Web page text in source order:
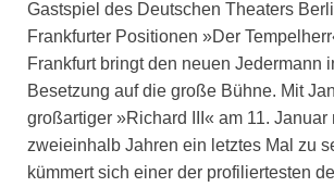
Gastspiel des Deutschen Theaters
Frankfurter Positionen »Der
Frankfurt bringt den neuen Jedermann
Besetzung auf die große Bühne. Mit
großartiger »Richard III« am 11. Januar
zweieinhalb Jahren ein letztes Mal zu
kümmert sich einer der profiliertesten